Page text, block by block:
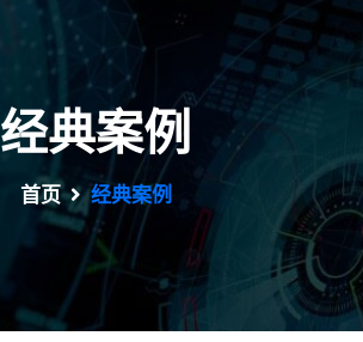
经典案例
首页 经典案例